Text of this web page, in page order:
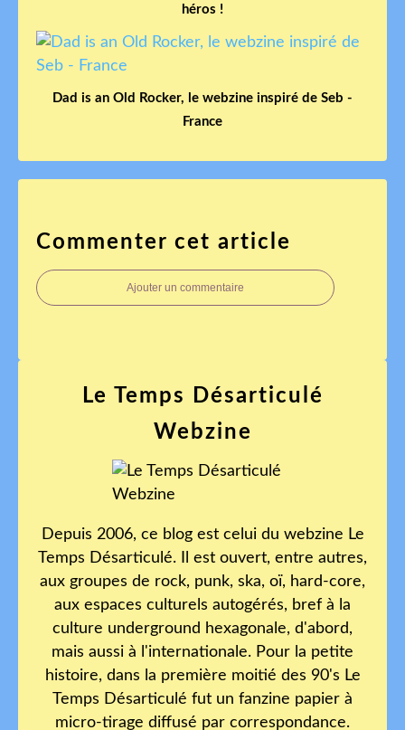
héros !
Dad is an Old Rocker, le webzine inspiré de Seb -
France
Commenter cet article
Ajouter un commentaire
Le Temps Désarticulé
Webzine
Depuis 2006, ce blog est celui du webzine Le
Temps Désarticulé. Il est ouvert, entre autres,
aux groupes de rock, punk, ska, oï, hard-core,
aux espaces culturels autogérés, bref à la
culture underground hexagonale, d'abord,
mais aussi à l'internationale. Pour la petite
histoire, dans la première moitié des 90's Le
Temps Désarticulé fut un fanzine papier à
micro-tirage diffusé par correspondance.